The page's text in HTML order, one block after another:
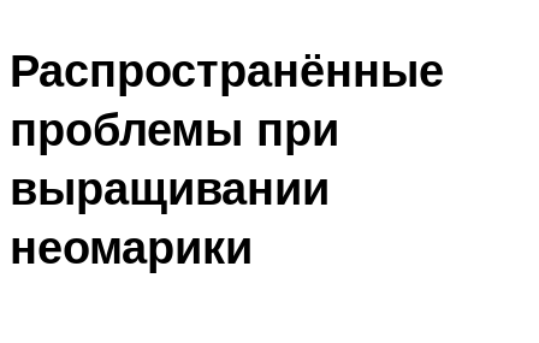
Распространённые
проблемы при
выращивании
неомарики